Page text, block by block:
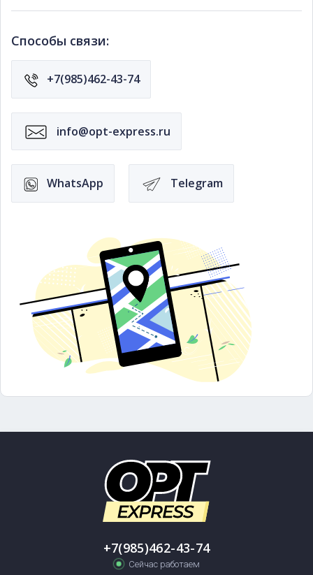
Способы связи:
+7(985)462-43-74
info@opt-express.ru
WhatsApp Telegram
+7(985)462-43-74
Сейчас работаем